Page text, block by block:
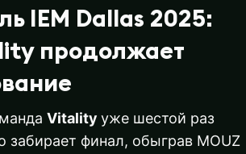
IEM Dallas 2025:
продолжает
Vitality уже шестой раз
забирает финал, обыграв MOUZ